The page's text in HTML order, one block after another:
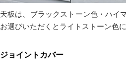
天板は、ブラックストーン色・ハイ
お選びいただくとライトストーン色
ジョイントカバー